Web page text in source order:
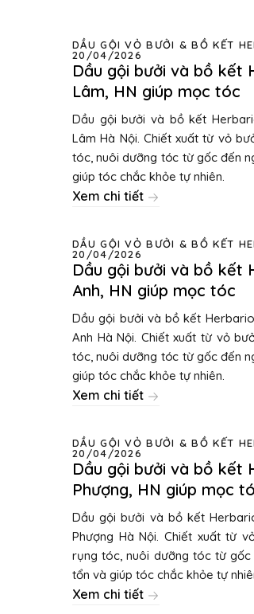
DẦU GỘI VỎ BƯỞI & BỒ KẾT
20/04/2026
Dầu gội bưởi và bồ kết
Lâm, HN giúp mọc tóc
Dầu gội bưởi và bồ kết
Lâm Hà Nội. Chiết xuất từ vỏ
tóc, nuôi dưỡng tóc từ gốc đến
giúp tóc chắc khỏe tự nhiên.
Xem chi tiết
DẦU GỘI VỎ BƯỞI & BỒ KẾT
20/04/2026
Dầu gội bưởi và bồ kết
Anh, HN giúp mọc tóc
Dầu gội bưởi và bồ kết
Anh Hà Nội. Chiết xuất từ vỏ
tóc, nuôi dưỡng tóc từ gốc đến
giúp tóc chắc khỏe tự nhiên.
Xem chi tiết
DẦU GỘI VỎ BƯỞI & BỒ KẾT
20/04/2026
Dầu gội bưởi và bồ kết
Phượng, HN giúp mọc
Dầu gội bưởi và bồ kết
Phượng Hà Nội. Chiết xuất từ
rụng tóc, nuôi dưỡng tóc từ gốc
tổn và giúp tóc chắc khỏe tự
Xem chi tiết